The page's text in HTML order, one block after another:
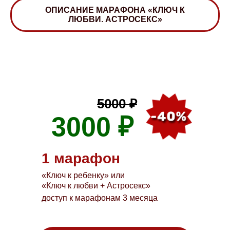
ОПИСАНИЕ МАРАФОНА «КЛЮЧ К
ЛЮБВИ. АСТРОСЕКС»
3000 ₽
5000 ₽
1 марафон
доступ к марафонам 3 месяца
«Ключ к ребенку» или
«Ключ к любви + Астросекс»